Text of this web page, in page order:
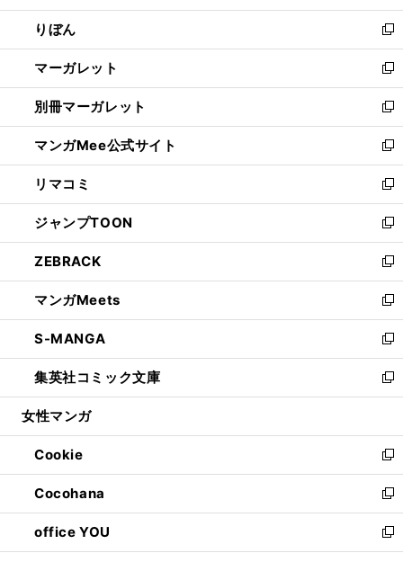
開
く
ウ
で
開
く
ン
ド
ウ
で
開
く
ウ
ィ
ン
ド
ウ
で
開
く
りぼん
新
し
い
ウ
ィ
ン
ド
ウ
で
開
く
マーガレット
新
し
い
ウ
ィ
ン
ド
ウ
で
開
く
別冊マーガレット
新
し
い
ウ
ィ
ン
ド
ウ
で
開
く
マンガMee公式サイト
新
し
い
ウ
ィ
ン
ド
ウ
で
開
く
リマコミ
新
し
い
ウ
ィ
ン
ド
ウ
で
開
く
ジャンプTOON
新
し
い
ウ
ィ
ン
ド
ウ
で
開
ZEBRACK
新
し
い
ウ
ィ
ン
ド
ウ
開
く
マンガMeets
新
し
い
ウ
ィ
ン
ウ
で
開
く
S-MANGA
新
し
い
ウ
ン
ド
ウ
で
開
く
集英社コミック文庫
新
し
ウ
ィ
ン
ド
ウ
で
開
女性マンガ
Cookie
新
し
い
ウ
ィ
ン
Cocohana
新
し
い
ウ
office YOU
新
し